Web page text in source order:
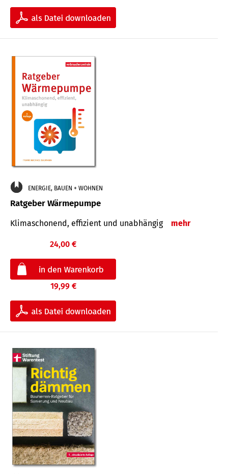
ENERGIE, BAUEN + WOHNEN
Ratgeber Wärmepumpe
Klimaschonend, effizient und unabhängig mehr
24,00 €
19,99 €